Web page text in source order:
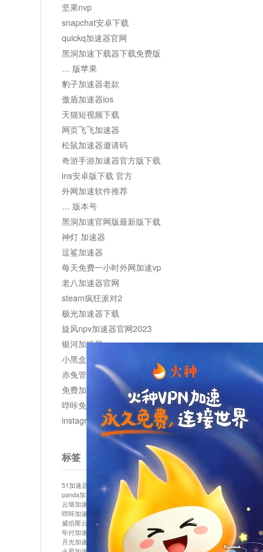
坚果nvp
snapchat安卓下载
quickq加速器官网
黑洞加速下载器下载免费版
… 版苹果
豹子加速器老款
傲盾加速器ios
天猫短视频下载
网页飞飞加速器
松鼠加速器邀请码
奇游手游加速器官方版下载
ins安卓版下载 官方
外网加速软件推荐
… 版本号
黑洞加速官网版最新版下载
神灯 加速器
逗鲨加速器
每天免费一小时外网加速vp
老八加速器官网
steam疯狂派对2
极光加速器下载
旋风npv加速器官网2023
银河加速器
小黑盒加速器加速
赤兔管理平台
免费加速器
哔咔免费加速服务器
instagram网页版登录入口
标签
51加速器 bitznet hidecat i7加速器
kuai500
panda加速器
snap加速器 vp加速器
中信加速器
云墙加速器
云速加速器
哔咔加速器
哔咔哔咔加速器 喵云 回锅肉加速器
威伯斯云
小明加速器 小蓝鸟加速器
布谷vp加速器
年付加速器
心阶云 快连 怎么上外网
易飞加速器
月光加速器
机场加速器 松果云 梯子加速器